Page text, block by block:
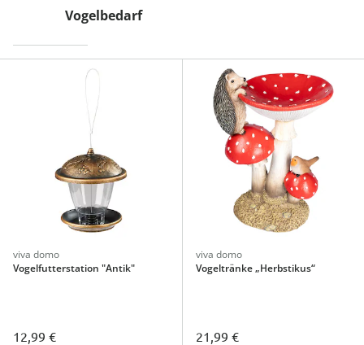
Vogelbedarf
viva domo
Vogelfutterstation "Antik"
12,99 €
viva domo
Vogeltränke „Herbstikus“
21,99 €